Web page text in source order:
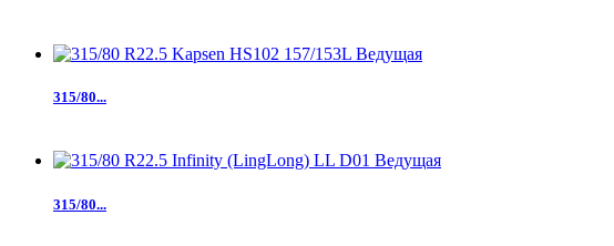
315/80...
315/80...